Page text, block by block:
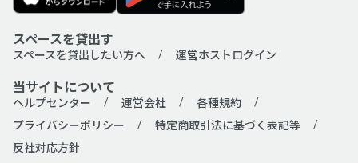
スペースを貸出す
スペースを貸出したい方へ 運営ホストログイン
当サイトについて
ヘルプセンター 運営会社
各種規約
プライバシーポリシー
特定商取引法に基づく表記等
反社対応方針